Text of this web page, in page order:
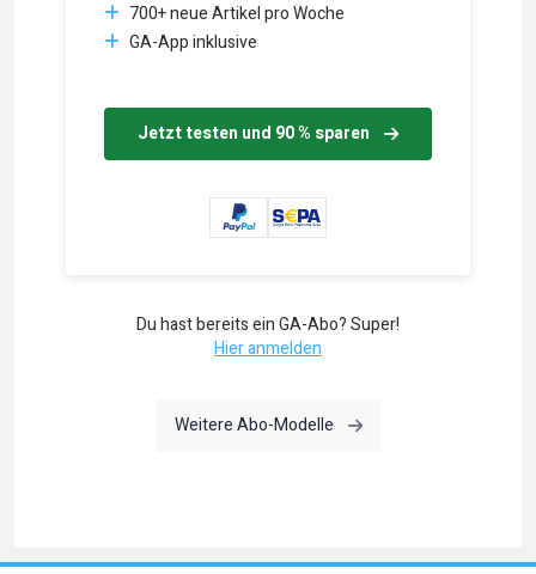
700+ neue Artikel pro Woche
GA-App inklusive
Jetzt testen und 90 % sparen
Du hast bereits ein GA-Abo? Super!
Hier anmelden
Weitere Abo-Modelle